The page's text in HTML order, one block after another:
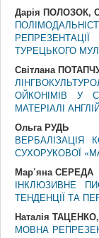
Дарія ПОЛОЗОК,
ТУРЕЦЬКОГО
Світлана
ОЙКОНІМІВ У
МАТЕРІАЛІ
Ольга РУДЬ
ВЕРБАЛІЗАЦІЯ
СУХОРУКОВОЇ
Мар’яна СЕРЕДА
ІНКЛЮЗИВНЕ
ТЕНДЕНЦІЇ ТА
Наталія
МОВНА